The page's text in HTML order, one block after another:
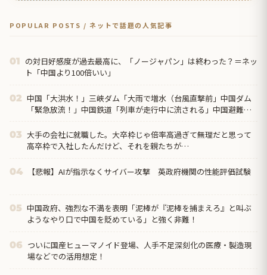
POPULAR POSTS / ネットで話題の人気記事
01 の対日好感度が過去最高に、「ノージャパン」は終わった？＝ネッ
ト「中国より100倍いい」
02 中国「大洪水！」三峡ダム「大雨で増水（台風直撃前」中国ダム
「緊急放流！」中国鉄道「列車が走行中に流される」中国避難所
03 大手の会社に就職した。大卒枠じゃ倍率高過ぎて無理だと思って
高卒枠で入社したんだけど、それを親たちが…
04 【悲報】AIが指示なくサイバー攻撃 英政府機関の性能評価試験
05 中国政府、強烈な不満を表明「泥棒が『泥棒を捕まえろ』と叫ぶ
ようなやり口で中国を貶めている」と強く非難！
06 ついに国産ヒューマノイド登場、人手不足深刻化の医療・製造現
場などでの活用想定！